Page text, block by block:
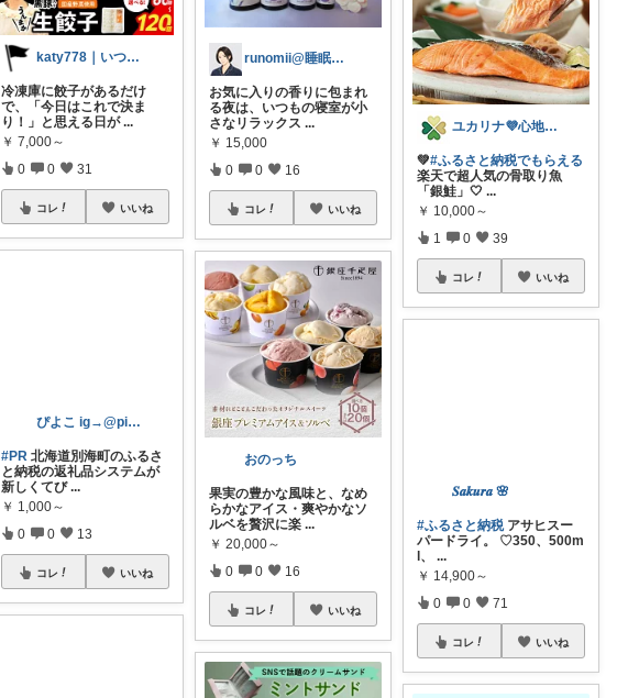
katy778｜いつも有難うございます✨
冷凍庫に餃子があるだけ
で、「今日はこれで決ま
り！」と思える日が ...
￥ 7,000～
0 0 31
コレ いいね
ぴよこ ig→@piyoko_coop
#PR 北海道別海町のふるさ
と納税の返礼品システムが
新しくてび ...
￥ 1,000～
0 0
runomii@睡眠ラボ
お気に入りの香りに包まれ
る夜は、いつもの寝室が小
さなリラックス ...
￥ 15,000
0 0 16
コレ いいね
おのっち
果実の豊かな風味と、なめ
らかなアイス・爽やかなソ
ルベを贅沢に楽 ...
￥ 20,000～
0 0 16
コレ いいね
ユカリナ💜心地よい暮らしナチュラル🌿
💚#ふるさと納税でもらえる
楽天で超人気の骨取り魚
「銀鮭」🤍...
￥ 10,000～
1 0 39
コレ いいね
𝑺𝒂𝒌𝒖𝒓𝒂 🌸
#ふるさと納税
パードライ。 ♡350、500m
l、
￥ 14,900～
0 0